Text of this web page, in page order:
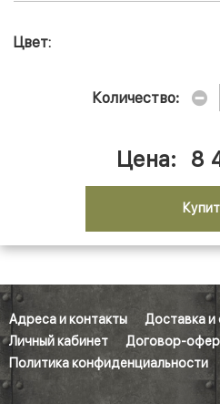
Цвет
Количество:
Цена: 8
Адреса и контакты Доставка и
Личный кабинет
Договор-
Политика конфиденциальности